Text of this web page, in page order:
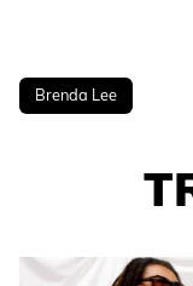
Brenda Lee